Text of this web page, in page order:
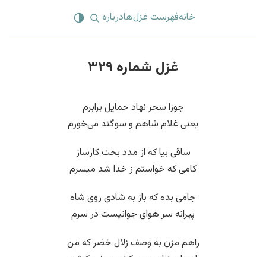
خانهفهرست غزل‌هادرباره
غزل شماره ۳۲۹
جوزا سحر نهاد حمایل برابرم
یعنی غلام شاهم و سوگند می‌خورم
ساقی بیا که از مدد بخت کارساز
کامی که خواستم ز خدا شد میسرم
جامی بده که باز به شادی روی شاه
پیرانه سر هوای جوانیست در سرم
راهم مزن به وصف زلال خضر که من